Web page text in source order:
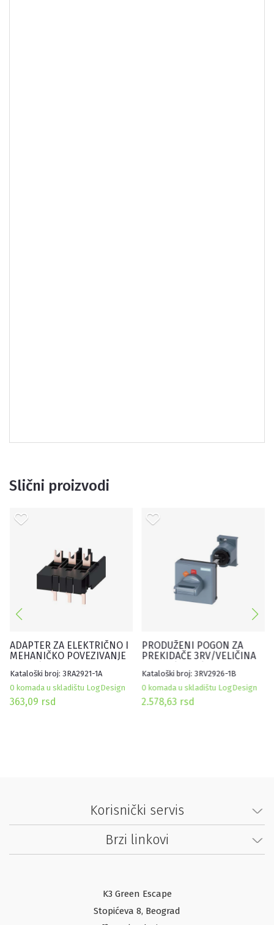
Slični proizvodi
ADAPTER ZA ELEKTRIČNO I
MEHANIČKO POVEZIVANJE
Kataloški broj: 3RA2921-1A
0 komada u skladištu LogDesign
363,09 rsd
PRODUŽENI POGON ZA
PREKIDAČE 3RV/VELIČINA
Kataloški broj: 3RV2926-1B
0 komada u skladištu LogDesign
2.578,63 rsd
Korisnički servis
Brzi linkovi
K3 Green Escape
Stopićeva 8, Beograd